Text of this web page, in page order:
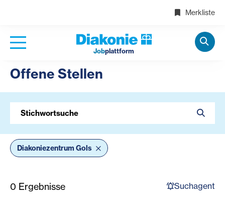
Merkliste
Jobplattform
Offene Stellen
Diakoniezentrum Gols
0 Ergebnisse Suchagent